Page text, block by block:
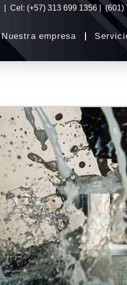
| Cel: (+57) 313 699 1356 | (601)
Nuestra empresa